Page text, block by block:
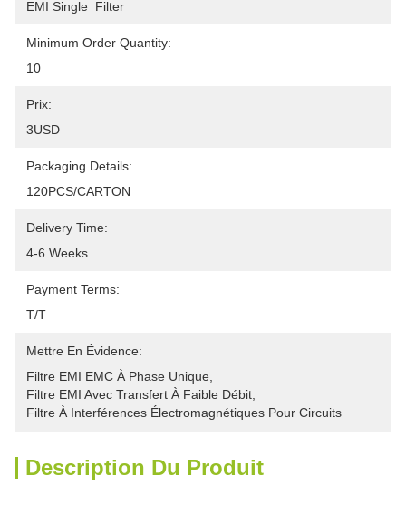
EMI Single  Filter
Minimum Order Quantity:
10
Prix:
3USD
Packaging Details:
120PCS/CARTON
Delivery Time:
4-6 Weeks
Payment Terms:
T/T
Mettre En Évidence:
Filtre EMI EMC À Phase Unique
Filtre EMI Avec Transfert À Faible Débit
Filtre À Interférences Électromagnétiques Pour Circuits
Description Du Produit